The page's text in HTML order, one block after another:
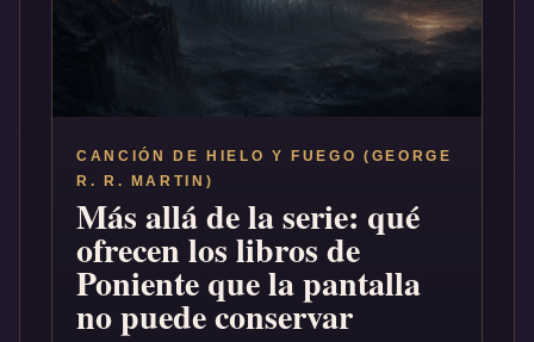
CANCIÓN DE HIELO Y FUEGO (GEORGE
R. R. MARTIN)
Más allá de la serie: qué
ofrecen los libros de
Poniente que la pantalla
no puede conservar